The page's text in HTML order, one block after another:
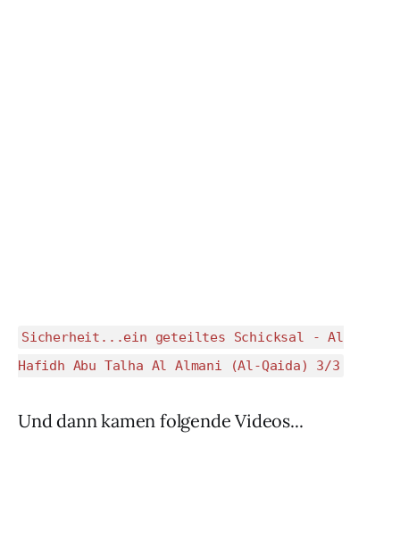
Sicherheit...ein geteiltes Schicksal - Al
Hafidh Abu Talha Al Almani (Al-Qaida) 3/3
Und dann kamen folgende Videos...